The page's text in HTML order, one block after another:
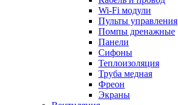
Wi-Fi модули
Пульты управления
Помпы дренажные
Панели
Сифоны
Теплоизоляция
Труба медная
Фреон
Экраны